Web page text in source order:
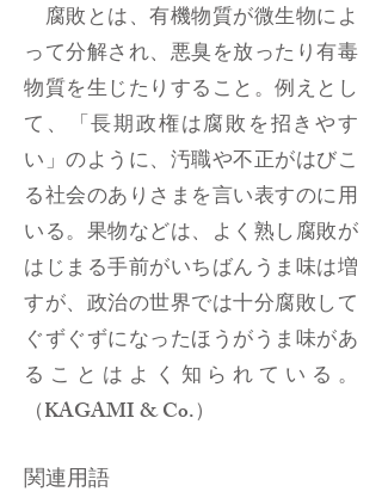
腐敗とは、有機物質が微生物によ
って分解され、悪臭を放ったり有毒
物質を生じたりすること。例えとし
て、「長期政権は腐敗を招きやす
い」のように、汚職や不正がはびこ
る社会のありさまを言い表すのに用
いる。果物などは、よく熟し腐敗が
はじまる手前がいちばんうま味は増
すが、政治の世界では十分腐敗して
ぐずぐずになったほうがうま味があ
ることはよく知られている。
（KAGAMI & Co.）
関連用語